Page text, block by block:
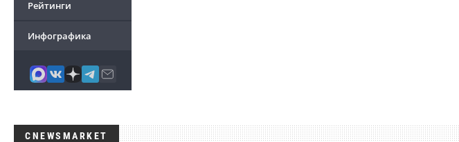
Рейтинги
Инфографика
CNEWSMARKET